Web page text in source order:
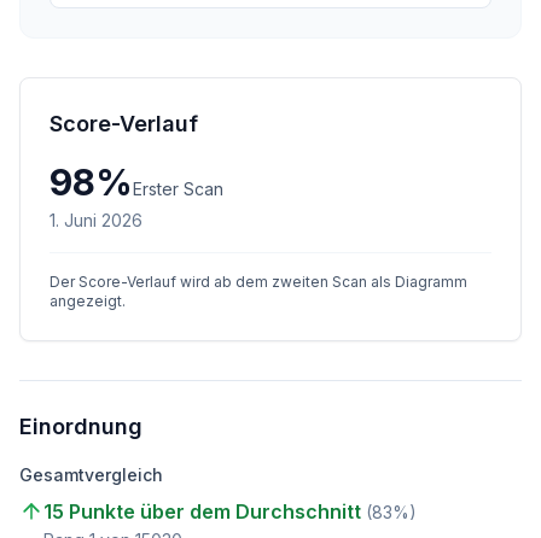
Score-Verlauf
98%Erster Scan
1. Juni 2026
Der Score-Verlauf wird ab dem zweiten Scan als Diagramm
angezeigt.
Einordnung
Gesamtvergleich
15 Punkte über dem Durchschnitt (83%)